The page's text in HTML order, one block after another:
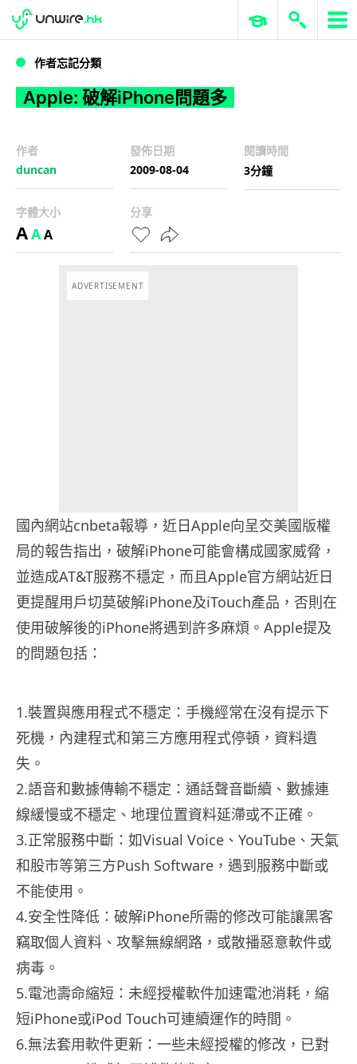
Apple: 破解iPhone問題多
WWDC 2026 ERP 與商業 AI
作者忘記分類
Apple: 破解iPhone問題多
作者
duncan
發佈日期
2009-08-04
閱讀時間
3分鐘
字體大小
AAA
分享
ADVERTISEMENT
國內網站cnbeta報導，近日Apple向呈交美國版權
局的報告指出，破解iPhone可能會構成國家威脅，
並造成AT&T服務不穩定，而且Apple官方網站近日
更提醒用戶切莫破解iPhone及iTouch產品，否則在
使用破解後的iPhone將遇到許多麻煩。Apple提及
的問題包括：
1.裝置與應用程式不穩定：手機經常在沒有提示下
死機，內建程式和第三方應用程式停頓，資料遺
失。
2.語音和數據傳輸不穩定：通話聲音斷續、數據連
線緩慢或不穩定、地理位置資料延滯或不正確。
3.正常服務中斷：如Visual Voice、YouTube、天氣
和股市等第三方Push Software，遇到服務中斷或
不能使用。
4.安全性降低：破解iPhone所需的修改可能讓黑客
竊取個人資料、攻擊無線網路，或散播惡意軟件或
病毒。
5.電池壽命縮短：未經授權軟件加速電池消耗，縮
短iPhone或iPod Touch可連續運作的時間。
6.無法套用軟件更新：一些未經授權的修改，已對